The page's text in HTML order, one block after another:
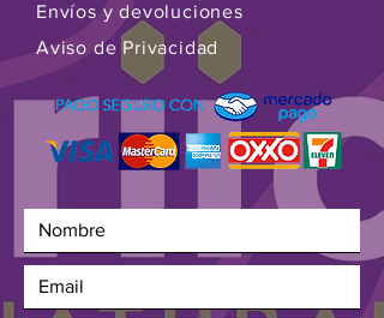
Envíos y devoluciones
Aviso de Privacidad